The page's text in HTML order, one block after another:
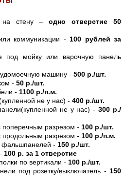
на стену –одно отверстие 50
коммуникации - 100 рублей за
под мойку или варочную панель
машину - 500 р./шт.
- 50 р./шт.
- 1100 р./п.м.
не у нас) - 400 р./шт.
не у нас) -300 р./
разрезом - 100 р./шт.
разрезом - 100 р./п.м.
фальшпанелей - 150 р./шт.
100 р. за 1 отверстие
по вертикали - 100 р./шт.
под розетку/выключатель - 150